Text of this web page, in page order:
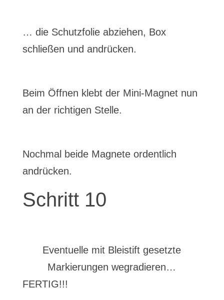
… die Schutzfolie abziehen, Box
schließen und andrücken.
Beim Öffnen klebt der Mini-Magnet nun
an der richtigen Stelle.
Nochmal beide Magnete ordentlich
andrücken.
Schritt 10
Eventuelle mit Bleistift gesetzte
Markierungen wegradieren…
FERTIG!!!